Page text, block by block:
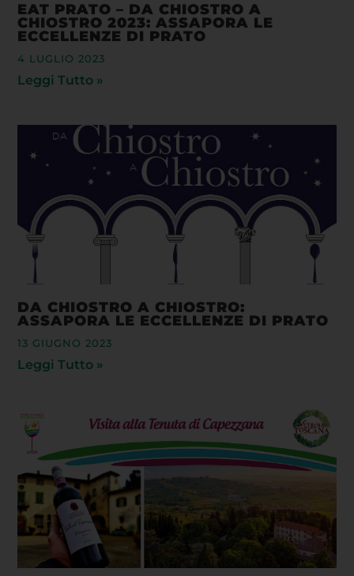
EAT PRATO – DA CHIOSTRO A
CHIOSTRO 2023: ASSAPORA LE
ECCELLENZE DI PRATO
4 LUGLIO 2023
Leggi Tutto »
DA CHIOSTRO A CHIOSTRO:
ASSAPORA LE ECCELLENZE DI PRATO
13 GIUGNO 2023
Leggi Tutto »